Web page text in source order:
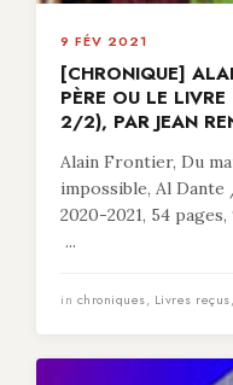
9 FÉV 2021
[CHRONIQUE]
PÈRE OU LE
2/2), PAR JEAN
Alain Frontier, Du
impossible, Al
2020-2021, 54
...
in chroniques, Livres reçus,